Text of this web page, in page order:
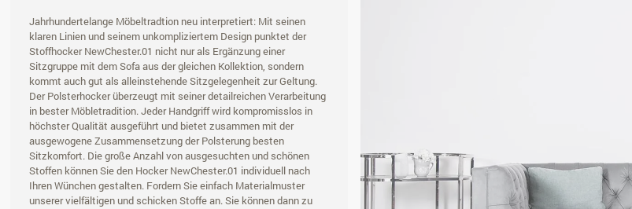
Jahrhundertelange Möbeltradtion neu interpretiert: Mit seinen
klaren Linien und seinem unkompliziertem Design punktet der
Stoffhocker NewChester.01 nicht nur als Ergänzung einer
Sitzgruppe mit dem Sofa aus der gleichen Kollektion, sondern
kommt auch gut als alleinstehende Sitzgelegenheit zur Geltung.
Der Polsterhocker überzeugt mit seiner detailreichen Verarbeitung
in bester Möbletradition. Jeder Handgriff wird kompromisslos in
höchster Qualität ausgeführt und bietet zusammen mit der
ausgewogene Zusammensetzung der Polsterung besten
Sitzkomfort. Die große Anzahl von ausgesuchten und schönen
Stoffen können Sie den Hocker NewChester.01 individuell nach
Ihren Wünchen gestalten. Fordern Sie einfach Materialmuster
unserer vielfältigen und schicken Stoffe an. Sie können dann zu